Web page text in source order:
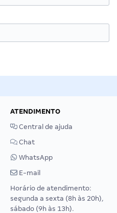
ATENDIMENTO
Central de ajuda
Chat
WhatsApp
E-mail
Horário de atendimento:
segunda a sexta (8h às 20h),
sábado (9h às 13h).